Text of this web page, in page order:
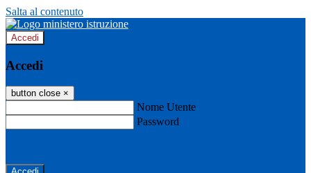
Salta al contenuto
Accedi
Accedi
button close ×
Nome Utente
Password